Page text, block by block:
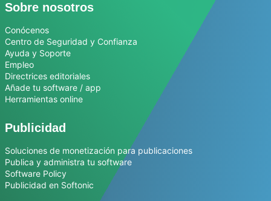
Sobre nosotros
Conócenos
Centro de Seguridad y Confianza
Ayuda y Soporte
Empleo
Directrices editoriales
Añade tu software / app
Herramientas online
Publicidad
Soluciones de monetización para publicaciones
Publica y administra tu software
Software Policy
Publicidad en Softonic